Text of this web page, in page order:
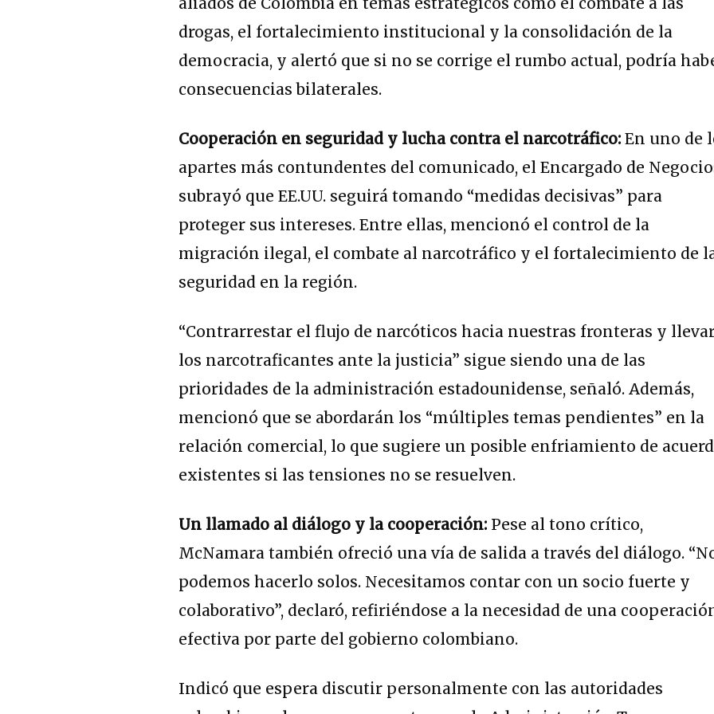
drogas, el fortalecimiento institucional y la consolidación de la
democracia, y alertó que si no se corrige el rumbo actual, podría
consecuencias bilaterales.
Cooperación en seguridad y lucha contra el narcotráfico:En uno de
apartes más contundentes del comunicado, el Encargado de
subrayó que EE.UU. seguirá tomando “medidas decisivas” para
proteger sus intereses. Entre ellas, mencionó el control de la
migración ilegal, el combate al narcotráfico y el fortalecimiento de
seguridad en la región.
“Contrarrestar el flujo de narcóticos hacia nuestras fronteras y
los narcotraficantes ante la justicia” sigue siendo una de las
prioridades de la administración estadounidense, señaló. Además,
mencionó que se abordarán los “múltiples temas pendientes” en la
relación comercial, lo que sugiere un posible enfriamiento de
existentes si las tensiones no se resuelven.
Un llamado al diálogo y la cooperación: Pese al tono crítico,
McNamara también ofreció una vía de salida a través del diálogo.
podemos hacerlo solos. Necesitamos contar con un socio fuerte y
colaborativo”, declaró, refiriéndose a la necesidad de una
efectiva por parte del gobierno colombiano.
Indicó que espera discutir personalmente con las autoridades